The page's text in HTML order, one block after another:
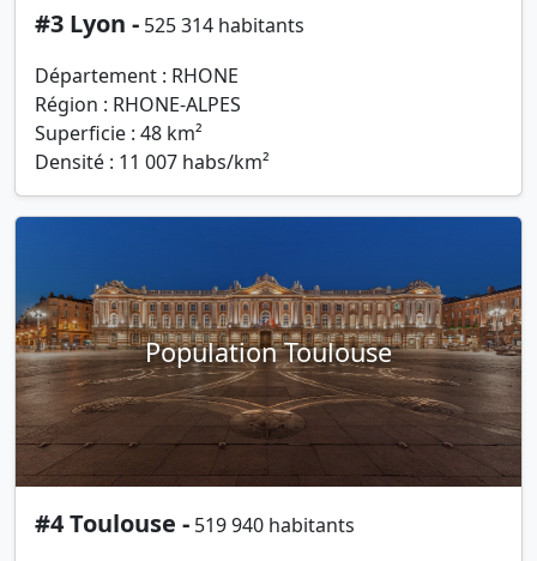
#3 Lyon - 525 314 habitants
Département : RHONE
Région : RHONE-ALPES
Superficie : 48 km²
Densité : 11 007 habs/km²
Population Toulouse
#4 Toulouse - 519 940 habitants